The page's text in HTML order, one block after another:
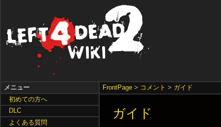
FrontPage > コメント > ガイド
ガイド
メニュー
初めての方へ
DLC
よくある質問